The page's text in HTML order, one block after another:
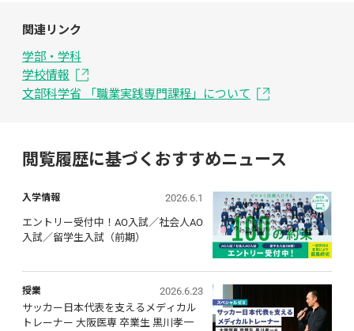
関連リンク
学部・学科
学校情報
文部科学省 「職業実践専門課程」について
閲覧履歴に基づくおすすめニュース
入学情報 2026.6.1
エントリー受付中！AO入試／社会人AO
入試／留学生入試（前期）
授業
2026.6.23
サッカー日本代表を支えるメディカル
トレーナー 大阪医専 卒業生 黒川孝一